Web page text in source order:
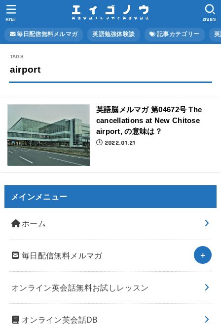
毎日配信無料メルマガ 英語勉強体験談 記事カテゴリー
SEARCH
MENU
airport
英語脳メルマガ 第04672号 The
cancellations at New Chitose
airport, の意味は？
2022.01.21
メインメニュー
ホーム
毎日配信無料メルマガ
オンライン英会話無料お試しレッスン
オンライン英会話DB